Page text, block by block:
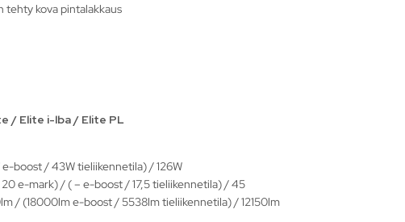
tehty kova pintalakkaus
/ Elite i-lba / Elite PL
e-boost / 43W tieliikennetila) / 126W
e-mark) / ( – e-boost / 17,5 tieliikennetila) / 45
/ (18000lm e-boost / 5538lm tieliikennetila) / 12150lm